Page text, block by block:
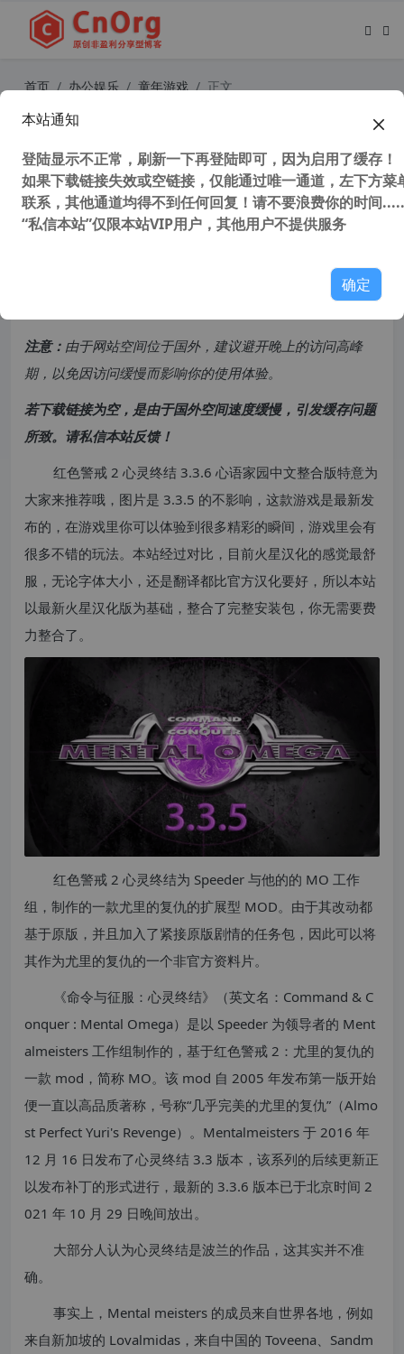
首页 办公娱乐 童年游戏 正文
红色警戒2 尤里的复仇Mod 心灵终结
v3.3.6火星鼠汉化中文心语家园整合
版
121,575 次浏览次阅读
注意： 由于网站空间位于国外，建议避开晚上的访问高峰
期，以免因访问缓慢而影响你的使用体验。
若下载链接为空，是由于国外空间速度缓慢，引发缓存问题
所致。请私信本站反馈！
红色警戒 2 心灵终结 3.3.6 心语家园中文整合版特意为
大家来推荐哦，图片是 3.3.5 的不影响，这款游戏是最新发
布的，在游戏里你可以体验到很多精彩的瞬间，游戏里会有
很多不错的玩法。本站经过对比，目前火星汉化的感觉最舒
服，无论字体大小，还是翻译都比官方汉化要好，所以本站
以最新火星汉化版为基础，整合了完整安装包，你无需要费
力整合了。
红色警戒 2 心灵终结为 Speeder 与他的的 MO 工作
组，制作的一款尤里的复仇的扩展型 MOD。由于其改动都
基于原版，并且加入了紧接原版剧情的任务包，因此可以将
其作为尤里的复仇的一个非官方资料片。
《命令与征服：心灵终结》（英文名：Command & C
onquer : Mental Omega）是以 Speeder 为领导者的 Ment
almeisters 工作组制作的，基于红色警戒 2：尤里的复仇的
一款 mod，简称 MO。该 mod 自 2005 年发布第一版开始
便一直以高品质著称，号称“几乎完美的尤里的复仇”（Almo
st Perfect Yuri's Revenge）。Mentalmeisters 于 2016 年
12 月 16 日发布了心灵终结 3.3 版本，该系列的后续更新正
以发布补丁的形式进行，最新的 3.3.6 版本已于北京时间 2
021 年 10 月 29 日晚间放出。
大部分人认为心灵终结是波兰的作品，这其实并不准
确。
事实上，Mental meisters 的成员来自世界各地，例如
来自新加坡的 Lovalmidas，来自中国的 Toveena、Sandm
本站通知
登陆显示不正常，刷新一下再登陆即可，因为启用了缓存！
如果下载链接失效或空链接，仅能通过唯一通道，左下方菜
联系，其他通道均得不到任何回复！请不要浪费你的时间
“私信本站”仅限本站VIP用户，其他用户不提供服务
确定